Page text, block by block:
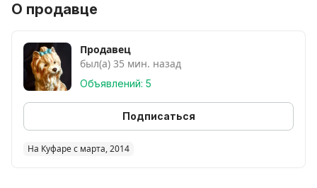
О продавце
Продавец
был(а) 35 мин. назад
Объявлений: 5
Подписаться
На Куфаре с марта, 2014